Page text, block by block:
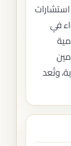
في
وتُعد